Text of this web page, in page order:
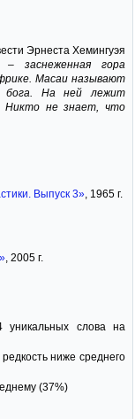
Эрнеста Хемингуэя
– заснеженная гора
Масаи называют
бога. На ней лежит
Никто не знает, что
Выпуск 3», 1965 г.
, 2005 г.
уникальных слова на
ниже среднего
(37%)